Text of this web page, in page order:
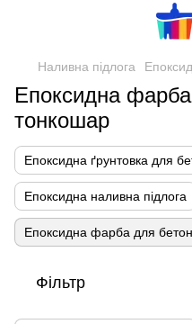
Наливна підлога
Епоксидна
тонкошар
Епоксидна ґрунтовка для
Епоксидна наливна підлога
Епоксидна фарба для
Фільтр